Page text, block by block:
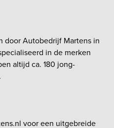
door Autobedrijf Martens in
in de merken
altijd ca. 180 jong-
voor een uitgebreide